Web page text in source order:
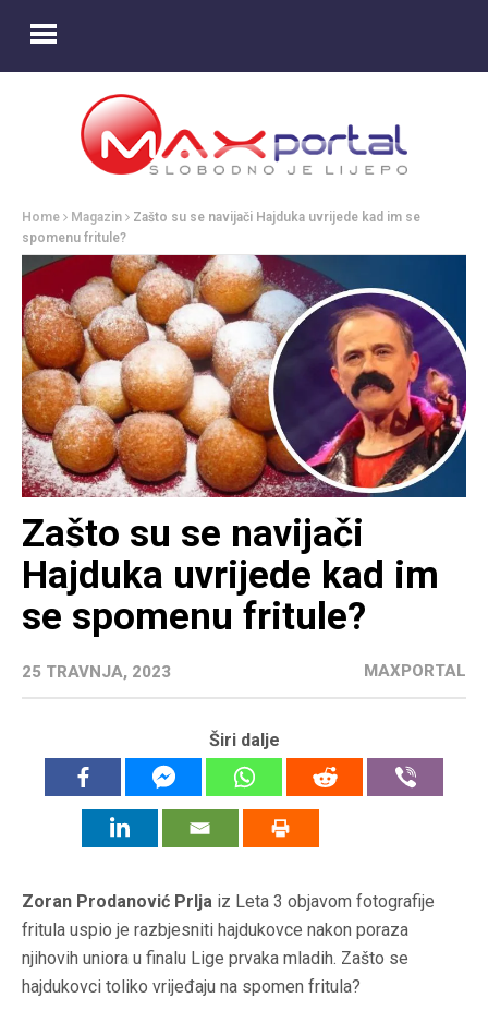
Home Magazin
Zašto su se navijači Hajduka uvrijede kad im se
spomenu fritule?
Zašto su se navijači
Hajduka uvrijede kad im
se spomenu fritule?
25 TRAVNJA, 2023 MAXPORTAL
Širi dalje
Zoran Prodanović Prlja iz Leta 3 objavom fotografije
fritula uspio je razbjesniti hajdukovce nakon poraza
njihovih uniora u finalu Lige prvaka mladih. Zašto se
hajdukovci toliko vrijeđaju na spomen fritula?